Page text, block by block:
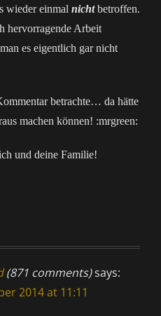
wieder einmal nichtbetroffen.
hervorragende Arbeit
es eigentlich gar nicht
betrachte… da hätte
machen können! :mrgreen:
und deine Familie!
(871 comments)says:
2014 at 11:11